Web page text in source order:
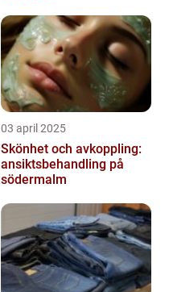
03 april 2025
Skönhet och avkoppling:
ansiktsbehandling på
södermalm